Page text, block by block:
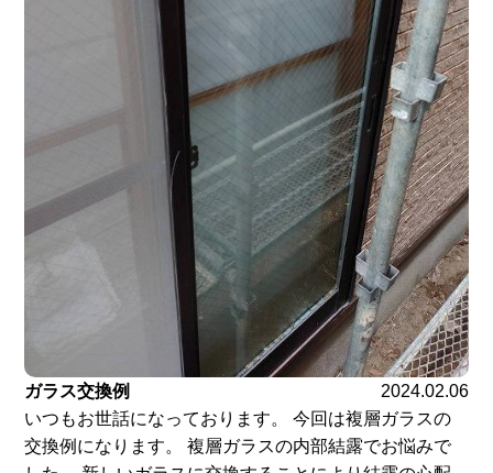
ガラス交換例
2024.02.06
いつもお世話になっております。 今回は複層ガラスの
交換例になります。 複層ガラスの内部結露でお悩みで